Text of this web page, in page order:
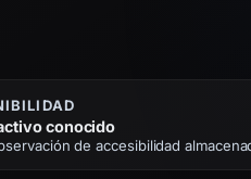
conocido
de accesibilidad